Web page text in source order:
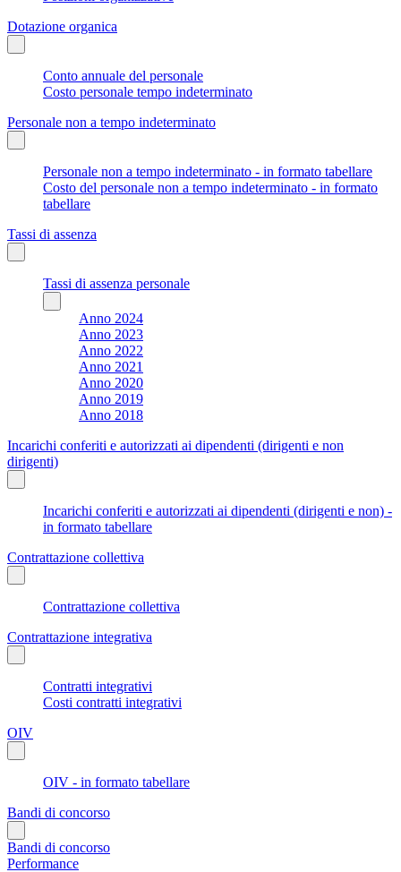
Dotazione organica
Conto annuale del personale
Costo personale tempo indeterminato
Personale non a tempo indeterminato
Personale non a tempo indeterminato - in formato tabellare
Costo del personale non a tempo indeterminato - in formato
tabellare
Tassi di assenza
Tassi di assenza personale
Anno 2024
Anno 2023
Anno 2022
Anno 2021
Anno 2020
Anno 2019
Anno 2018
Incarichi conferiti e autorizzati ai dipendenti (dirigenti e non
dirigenti)
Incarichi conferiti e autorizzati ai dipendenti (dirigenti e non) -
in formato tabellare
Contrattazione collettiva
Contrattazione collettiva
Contrattazione integrativa
Contratti integrativi
Costi contratti integrativi
OIV
OIV - in formato tabellare
Bandi di concorso
Bandi di concorso
Performance